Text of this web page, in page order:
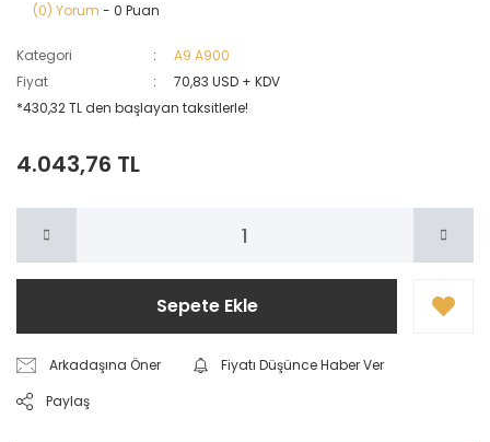
(0) Yorum - 0 Puan
Kategori
A9 A900
Fiyat
70,83 USD + KDV
*430,32 TL den başlayan taksitlerle!
4.043,76 TL
Sepete Ekle
Arkadaşına Öner
Fiyatı Düşünce Haber Ver
Paylaş